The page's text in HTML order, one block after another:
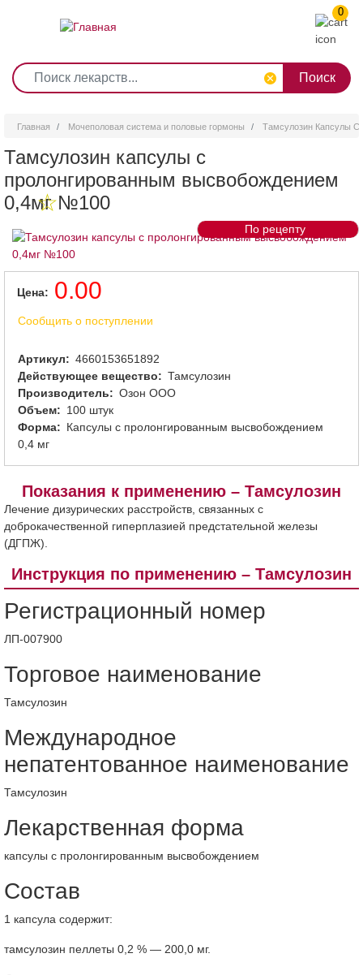
0
Главная Мочеполовая система и половые гормоны Тамсулозин Капсулы
Тамсулозин капсулы с
пролонгированным высвобождением
0,4мг №100
По рецепту
Цена 0.00
Сообщить о поступлении
Артикул
4660153651892
Действующее вещество
Тамсулозин
Производитель
Озон ООО
Объем
100 штук
Форма
Капсулы с пролонгированным высвобождением
0,4 мг
Показания к применению – Тамсулозин
Лечение дизурических расстройств, связанных с
доброкачественной гиперплазией предстательной железы
(ДГПЖ).
Инструкция по применению – Тамсулозин
Регистрационный номер
ЛП-007900
Торговое наименование
Тамсулозин
Международное
непатентованное наименование
Тамсулозин
Лекарственная форма
капсулы с пролонгированным высвобождением
Состав
1 капсула содержит:
тамсулозин пеллеты 0,2 % — 200,0 мг.